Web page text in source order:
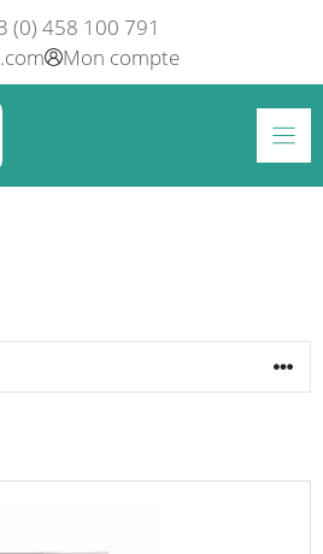
(0) 458 100 791
Mon compte